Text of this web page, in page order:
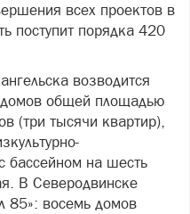
всех проектов в
поступит порядка 420
возводится
домов общей площадью
(три тысячи квартир),
бассейном на шесть
В Северодвинске
85»: восемь домов